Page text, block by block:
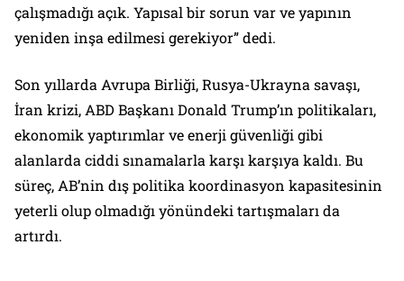
çalışmadığı açık. Yapısal bir sorun var ve yapının
yeniden inşa edilmesi gerekiyor” dedi.
Son yıllarda Avrupa Birliği, Rusya-Ukrayna savaşı,
İran krizi, ABD Başkanı Donald Trump’ın politikaları,
ekonomik yaptırımlar ve enerji güvenliği gibi
alanlarda ciddi sınamalarla karşı karşıya kaldı. Bu
süreç, AB’nin dış politika koordinasyon kapasitesinin
yeterli olup olmadığı yönündeki tartışmaları da
artırdı.